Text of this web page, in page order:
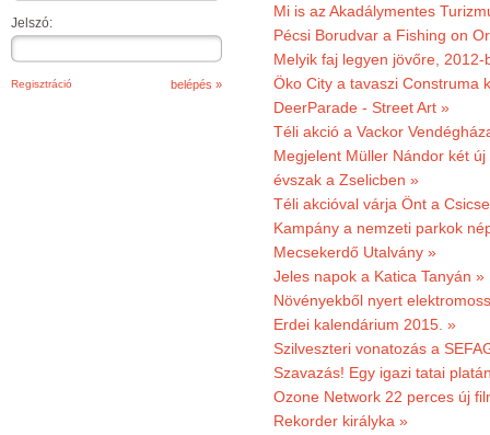
Jelszó:
Regisztráció
Mi is az Akadálymentes
Pécsi Borudvar a Fishing on
Melyik faj legyen jövőre,
Öko City a tavaszi Construma
DeerParade - Street Art »
Téli akció a Vackor
Megjelent Müller Nándor két
évszak a Zselicben »
Téli akcióval várja Önt a
Kampány a nemzeti parkok
Mecsekerdő Utalvány »
Jeles napok a Katica Tanyán »
Növényekből nyert
Erdei kalendárium 2015. »
Szilveszteri vonatozás a
Szavazás! Egy igazi tatai
Ozone Network 22 perces új
Rekorder királyka »